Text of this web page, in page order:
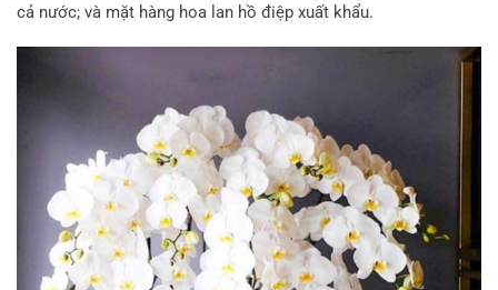
cả nước; và mặt hàng hoa lan hồ điệp xuất khẩu.